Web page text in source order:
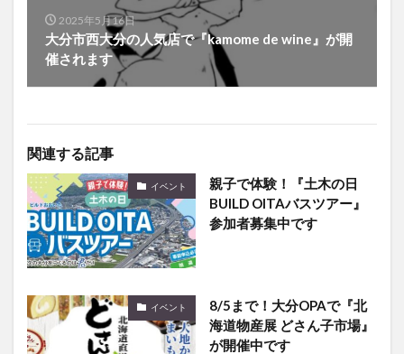
2025年5月16日
大分市西大分の人気店で『kamome de wine』が開
催されます
関連する記事
イベント
親子で体験！『土木の日
BUILD OITAバスツアー』
参加者募集中です
イベント
8/5まで！大分OPAで『北
海道物産展 どさん子市場』
が開催中です